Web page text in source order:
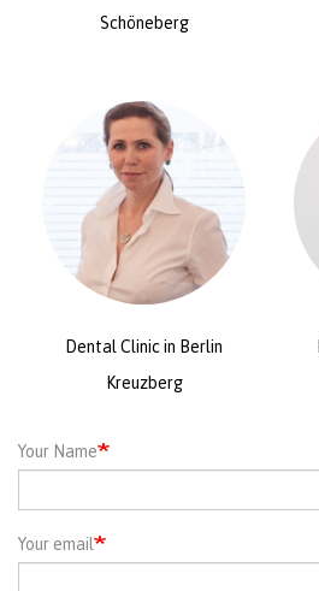
Schöneberg
Dental Clinic in Berlin
Kreuzberg
Your Name
Your email